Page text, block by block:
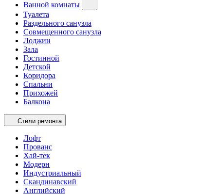
Ванной комнаты
Туалета
Раздельного санузла
Совмещенного санузла
Лоджии
Зала
Гостинной
Детской
Коридора
Спальни
Прихожей
Балкона
Стили ремонта
Лофт
Прованс
Хай-тек
Модерн
Индустриальный
Скандинавский
Английский